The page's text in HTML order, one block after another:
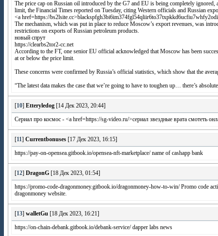
The price cap on Russian oil introduced by the G7 and EU is being completely ignored,
limit, the Financial Times reported on Tuesday, citing Western officials and Russian
<a href=https://
The mechanism, which was put in place to reduce Moscow’s export revenues, was
restrictions on exports of Russian petroleum products.
новый спрут
https://clearbs2tor2-cc.net
According to the FT, one senior EU official acknowledged that Moscow has been
at or below the price limit.
These concerns were confirmed by Russia’s official statistics, which show that the
“The latest data makes the case that we’re going to have to toughen up… there’s
10 Etteryledog [14 Дек 2023, 20:44]
Сериал про космос - <a href=https://sg-video.ru/>сериал звездные врата смотеть
11 Currentbonuses [17 Дек 2023, 16:15]
https://pay-on-opensea.gitbook.io/opensea-nft-marketplace/ name of cashapp bank
12 DragonG [18 Дек 2023, 01:54]
https://promo-code-dragonmoney.gitbook.io/dragonmoney-how-to-win/ Promo code
dragonmoney website.
13 walletGu [18 Дек 2023, 16:21]
https://on-chain-debank.gitbook.io/debank-service/ dapper labs news